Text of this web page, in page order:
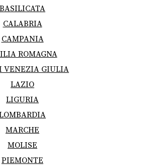
BASILICATA
CALABRIA
CAMPANIA
ROMAGNA
VENEZIA GIULIA
LAZIO
LIGURIA
MARCHE
MOLISE
PIEMONTE